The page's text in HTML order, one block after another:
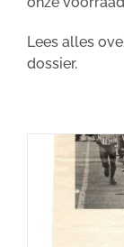
Lees alles
dossier.